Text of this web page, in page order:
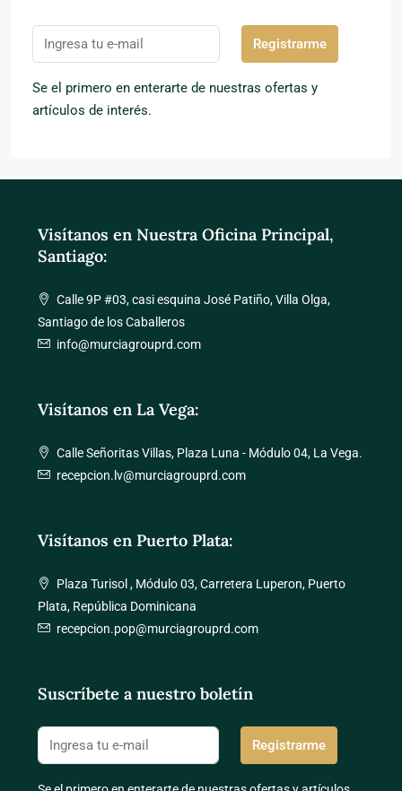
Registrarme
Se el primero en enterarte de nuestras ofertas y
artículos de interés.
Visítanos en Nuestra Oficina Principal,
Santiago:
Calle 9P #03, casi esquina José Patiño, Villa Olga,
Santiago de los Caballeros
info@murciagrouprd.com
Visítanos en La Vega:
Calle Señoritas Villas, Plaza Luna - Módulo 04, La Vega.
recepcion.lv@murciagrouprd.com
Visítanos en Puerto Plata:
Plaza Turisol , Módulo 03, Carretera Luperon, Puerto
Plata, República Dominicana
recepcion.pop@murciagrouprd.com
Suscríbete a nuestro boletín
Registrarme